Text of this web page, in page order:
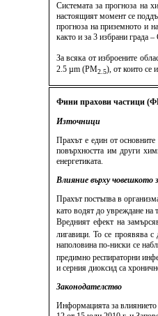
Системата за прогноза на
настоящият момент се
прогноза на приземното и
както и за 3 избрани града
За всяка от изброените
2.5 µm (PM2.5), от които се
Фини прахови частици
Източници
Прахът е един от
повърхността им други
енергетиката.
Влияние върху човешкото
Прахът постъпва в
като водят до увреждане на
Вредният ефект на
лигавици. То се проявява с
наполовина по-ниски се
предимно респираторни
и серния диоксид са
Законодателство
Информацията за влиянието